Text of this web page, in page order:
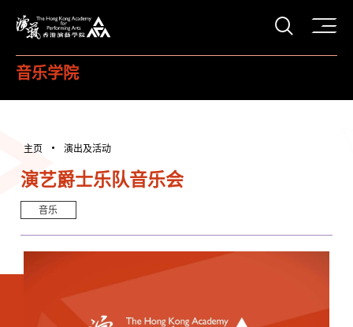
打开
音乐学院
主页 演出及活动
演艺爵士乐队音乐会
音乐